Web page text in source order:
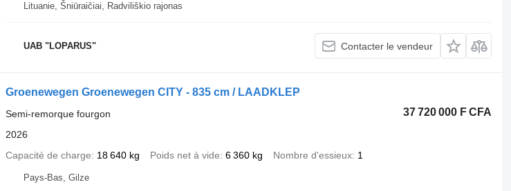
Lituanie, Šniūraičiai, Radviliškio rajonas
UAB "LOPARUS" Contacter le vendeur
Groenewegen Groenewegen CITY - 835 cm / LAADKLEP
37 720 000 F CFA
Semi-remorque fourgon
2026
Capacité de charge
18 640 kg Poids net à vide 6 360 kg Nombre d'essieux 1
Pays-Bas, Gilze